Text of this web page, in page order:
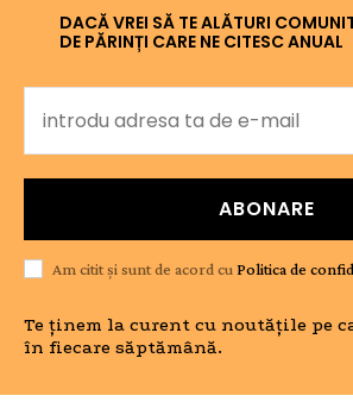
DACĂ VREI SĂ TE ALĂTURI
DE PĂRINȚI CARE NE CITESC ANUAL
ABONARE
Am citit și sunt de acord cu Politica de
Te ținem la curent cu noutățile pe
în fiecare săptămână.